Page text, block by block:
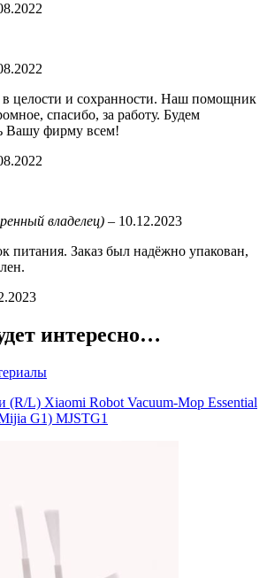
целости и сохранности. Наш помощник
спасибо, за работу. Будем
Вашу фирму всем!
владелец) – 10.12.2023
питания. Заказ был надёжно упакован,
интересно…
(R/L) Xiaomi Robot Vacuum-Mop Essential
G1) MJSTG1